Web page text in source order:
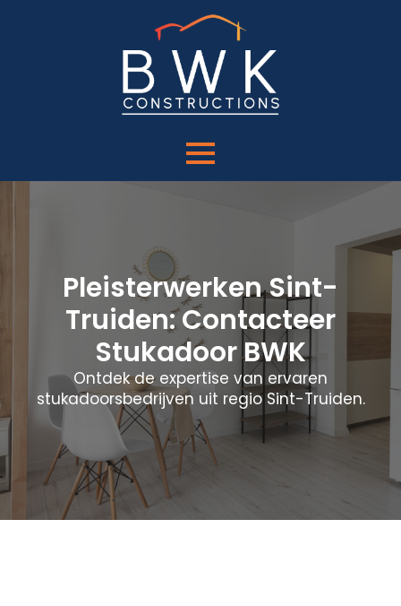
Pleisterwerken Sint-
Truiden: Contacteer
Stukadoor BWK
Ontdek de expertise van ervaren
stukadoorsbedrijven uit regio Sint-Truiden.